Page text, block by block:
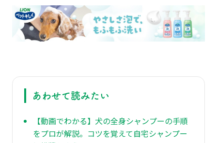
あわせて読みたい
【動画でわかる】犬の全身シャンプーの手順
をプロが解説。コツを覚えて自宅シャンプー